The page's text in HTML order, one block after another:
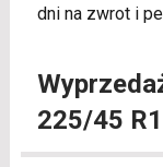
dni na zwrot i
225/45